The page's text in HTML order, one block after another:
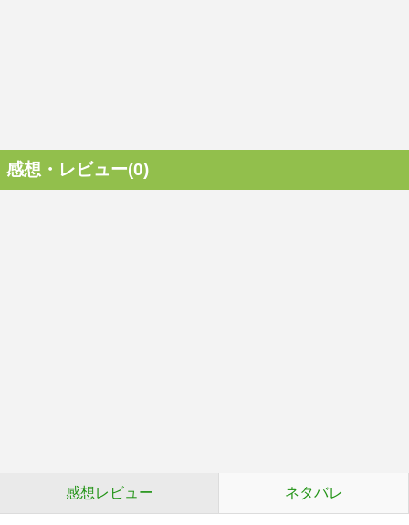
感想・レビュー(0)
感想レビュー ネタバレ